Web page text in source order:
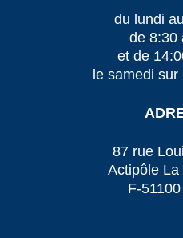
du lundi
de 8:30
et de
le samedi
87 rue
Actipôle
F-